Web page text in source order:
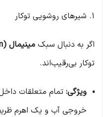
۱. شیرهای روشویی توکار
اگر به دنبال سبک مینیمال (Minimalism)
توکار بی‌رقیب‌اند.
ویژگی: تمام متعلقات
خروجی آب و یک اهرم